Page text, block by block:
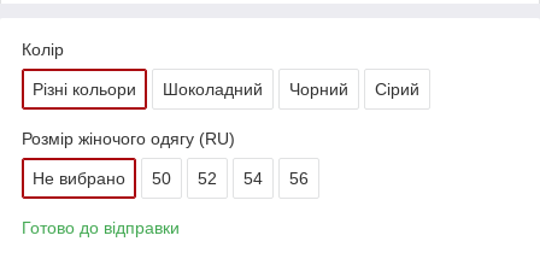
Колір
Різні кольори Шоколадний Чорний Сірий
Розмір жіночого одягу (RU)
Не вибрано 50 52 54 56
Готово до відправки